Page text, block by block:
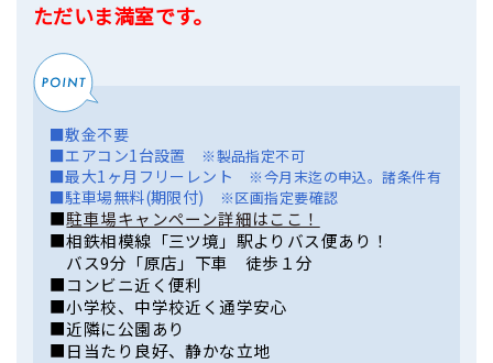
ただいま満室です。
■敷金不要
■エアコン1台設置
※製品指定不可
■最大1ヶ月フリーレント ※今月末迄の申込。諸条件有
■駐車場無料(期限付) ※区画指定要確認
■駐車場キャンペーン詳細はここ！
■相鉄相模線「三ツ境」駅よりバス便あり！
バス9分「原店」下車 徒歩１分
■コンビニ近く便利
■小学校、中学校近く通学安心
■近隣に公園あり
■日当たり良好、静かな立地